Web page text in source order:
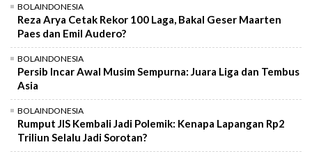
BOLAINDONESIA
Reza Arya Cetak Rekor 100 Laga, Bakal Geser Maarten
Paes dan Emil Audero?
BOLAINDONESIA
Persib Incar Awal Musim Sempurna: Juara Liga dan Tembus
Asia
BOLAINDONESIA
Rumput JIS Kembali Jadi Polemik: Kenapa Lapangan Rp2
Triliun Selalu Jadi Sorotan?